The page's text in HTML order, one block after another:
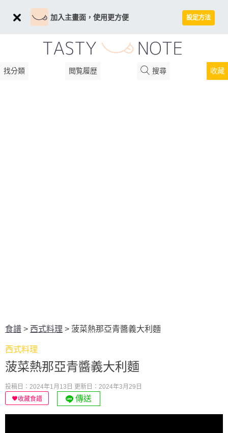
加入主畫面，使用更方便 設定方法
找分類 閲覧履歴 搜尋 收藏
食譜 > 西式料理 > 菠菜熱那亞青醬義大利麵
西式料理
菠菜熱那亞青醬義大利麵
投稿日：2024年1月13日 更新日：2024年3月29日
收藏食譜
傳送